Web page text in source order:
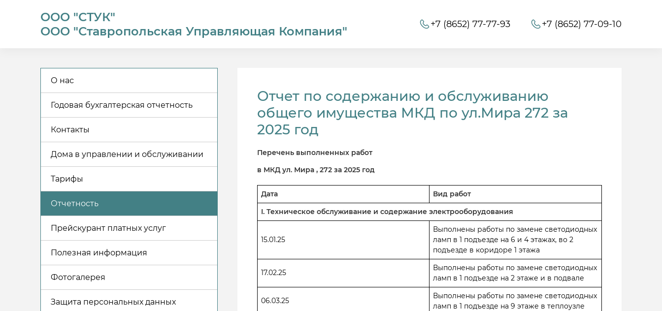
ООО "СТУК"
ООО "Ставропольская Управляющая Компания"
+7 (8652) 77-77-93 +7 (8652) 77-09-10
О нас
Годовая бухгалтерская отчетность
Контакты
Дома в управлении и обслуживании
Тарифы
Отчетность
Прейскурант платных услуг
Полезная информация
Фотогалерея
Защита персональных данных
Отчет по содержанию и обслуживанию
общего имущества МКД по ул.Мира 272 за
2025 год
Перечень выполненных работ
в МКД ул. Мира , 272 за 2025 год
Дата
Вид работ
I. Техническое обслуживание и содержание электрооборудования
15.01.25
Выполнены работы по замене светодиодных
ламп в 1 подъезде на 6 и 4 этажах, во 2
подъезде в коридоре 1 этажа
17.02.25
Выполнены работы по замене светодиодных
ламп в 1 подъезде на 2 этаже и в подвале
06.03.25
Выполнены работы по замене светодиодных
ламп в 1 подъезде на 9 этаже в теплоузле